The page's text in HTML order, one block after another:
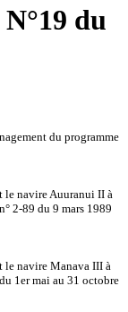
du
du programme
le navire Auuranui II à
2-89 du 9 mars 1989
le navire Manava III à
1er mai au 31 octobre